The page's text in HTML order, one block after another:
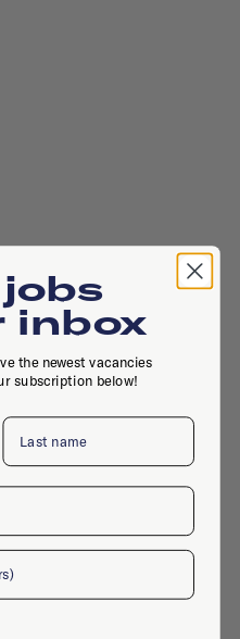
inbox
the newest vacancies
subscription below!
Last name